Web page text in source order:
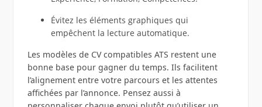
Évitez les éléments graphiques qui
empêchent la lecture automatique.
Les modèles de CV compatibles ATS restent une
bonne base pour gagner du temps. Ils facilitent
l’alignement entre votre parcours et les attentes
affichées par l’annonce. Pensez aussi à